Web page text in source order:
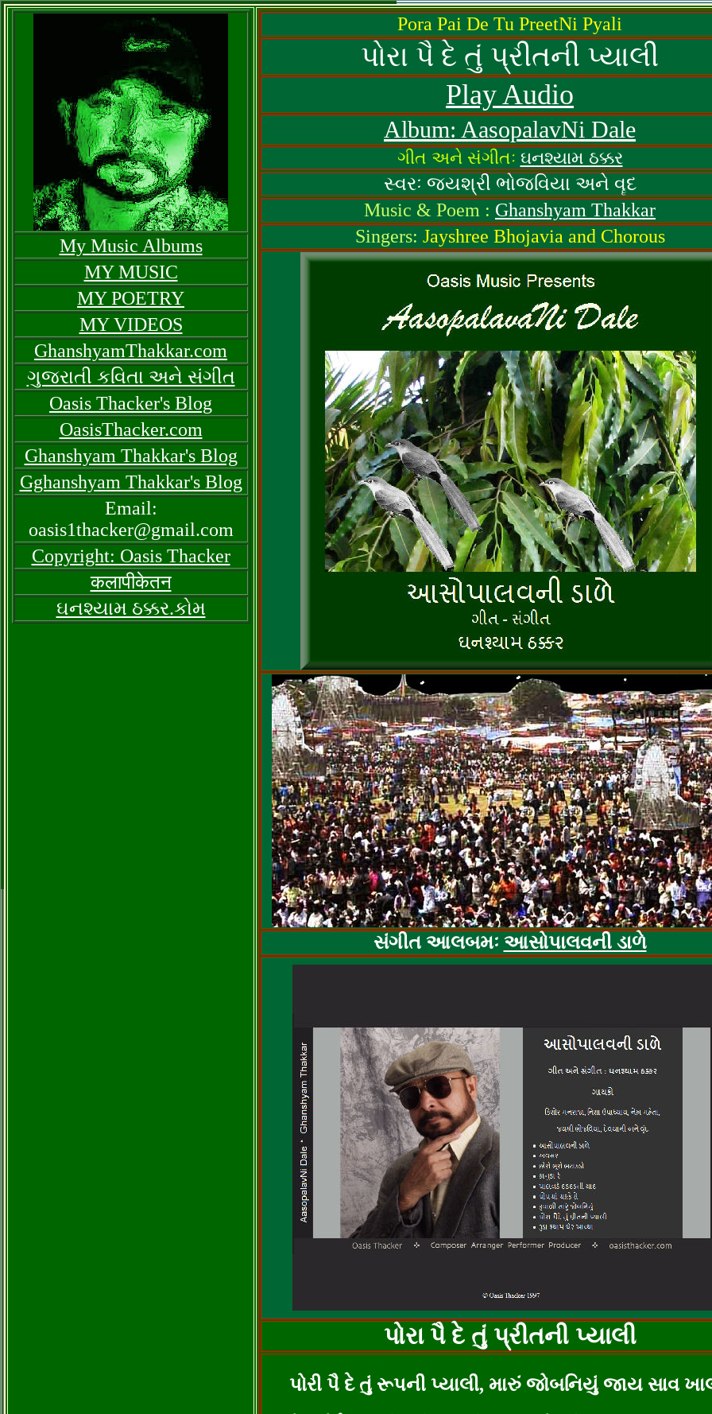
copyright: Oasis Thacker
My Music Albums
MY MUSIC
MY POETRY
MY VIDEOS
GhanshyamThakkar.com
ગુજરાતી કવિતા અને સંગીત
Oasis Thacker's Blog
OasisThacker.com
Ghanshyam Thakkar's Blog
Gghanshyam Thakkar's Blog
Email:
oasis1thacker@gmail.com
Copyright: Oasis Thacker
कलापीकेतन
ઘનશ્યામ ઠક્કર.કોમ
Pora Pai De Tu PreetNi Pyali
પોરા પૈ દે તું પ્રીતની પ્યાલી
Play Audio
Album: AasopalavNi Dale
ગીત અને સંગીતઃ ઘનશ્યામ ઠક્કર
સ્વરઃ જયશ્રી ભોજવિયા અને વૄદ
Music & Poem : Ghanshyam Thakkar
Singers: Jayshree Bhojavia and Chorous
સંગીત આલબમઃ આસોપાલવની ડાળે
પોરા પૈ દે તું પ્રીતની પ્યાલી
પોરી પૈ દે તું રૂપની પ્યાલી, મારું જોબનિયું જાય સાવ